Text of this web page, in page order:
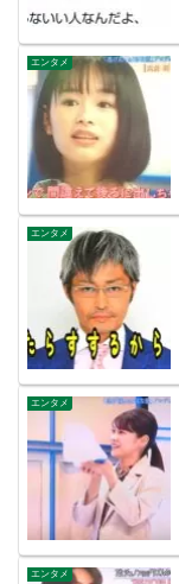
エンタメ
エンタメ
エンタメ
エンタメ